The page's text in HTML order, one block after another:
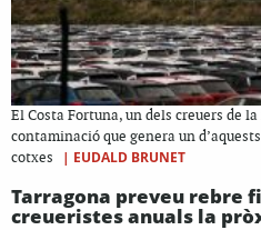
El Costa Fortuna, un dels creuers de
contaminació que genera un
cotxes
| EUDALD BRUNET
Tarragona preveu rebre
creueristes anuals la